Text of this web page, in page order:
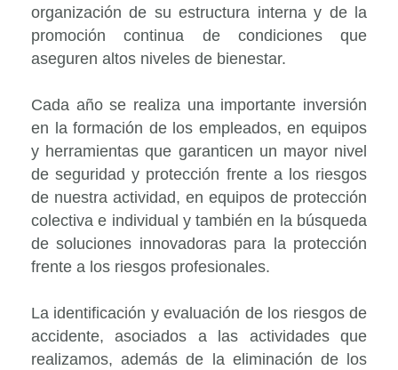
organización de su estructura interna y de la
promoción continua de condiciones que
aseguren altos niveles de bienestar.
Cada año se realiza una importante inversión
en la formación de los empleados, en equipos
y herramientas que garanticen un mayor nivel
de seguridad y protección frente a los riesgos
de nuestra actividad, en equipos de protección
colectiva e individual y también en la búsqueda
de soluciones innovadoras para la protección
frente a los riesgos profesionales.
La identificación y evaluación de los riesgos de
accidente, asociados a las actividades que
realizamos, además de la eliminación de los